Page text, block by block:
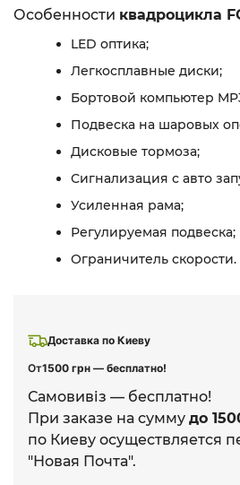
Доставка по Киеву
От1500 грн — бесплатно!
Самовивіз — бесплатно!
При заказе на сумму до
по Киеву осуществляется
"Новая Почта".
Особенности квадроцикла
LED оптика;
Легкосплавные диски;
Бортовой компьютер
Подвеска на шаровых
Дисковые тормоза;
Сигнализация с авто
Усиленная рама;
Регулируемая подвеска;
Ограничитель скорости.